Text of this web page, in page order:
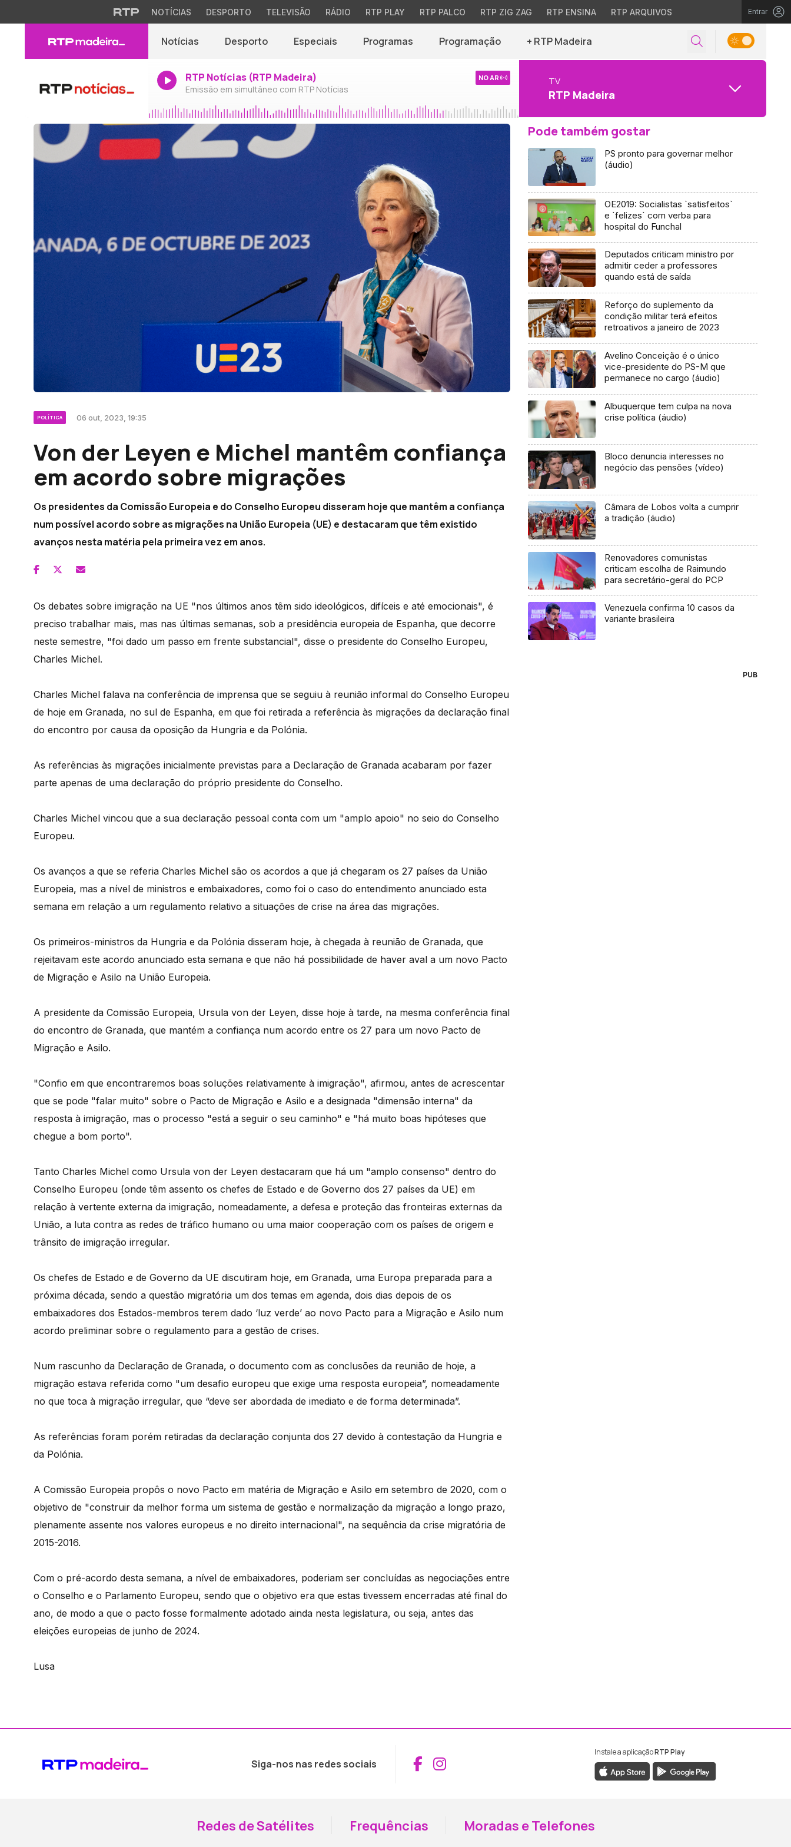
NOTÍCIAS DESPORTO TELEVISÃO RÁDIO RTP PLAY RTP PALCO RTP ZIG ZAG RTP ENSINA RTP ARQUIVOS Entrar
Notícias Desporto Especiais Programas Programação + RTP Madeira
RTP Notícias (RTP Madeira)
Emissão em simultâneo com RTP Notícias
NO AR TV
RTP Madeira
POLÍTICA 06 out, 2023, 19:35
Von der Leyen e Michel mantêm confiança
em acordo sobre migrações
Os presidentes da Comissão Europeia e do Conselho Europeu disseram hoje que mantêm a confiança
num possível acordo sobre as migrações na União Europeia (UE) e destacaram que têm existido
avanços nesta matéria pela primeira vez em anos.
Os debates sobre imigração na UE "nos últimos anos têm sido ideológicos, difíceis e até emocionais", é
preciso trabalhar mais, mas nas últimas semanas, sob a presidência europeia de Espanha, que decorre
neste semestre, "foi dado um passo em frente substancial", disse o presidente do Conselho Europeu,
Charles Michel.
Charles Michel falava na conferência de imprensa que se seguiu à reunião informal do Conselho Europeu
de hoje em Granada, no sul de Espanha, em que foi retirada a referência às migrações da declaração final
do encontro por causa da oposição da Hungria e da Polónia.
As referências às migrações inicialmente previstas para a Declaração de Granada acabaram por fazer
parte apenas de uma declaração do próprio presidente do Conselho.
Charles Michel vincou que a sua declaração pessoal conta com um "amplo apoio" no seio do Conselho
Europeu.
Os avanços a que se referia Charles Michel são os acordos a que já chegaram os 27 países da União
Europeia, mas a nível de ministros e embaixadores, como foi o caso do entendimento anunciado esta
semana em relação a um regulamento relativo a situações de crise na área das migrações.
Os primeiros-ministros da Hungria e da Polónia disseram hoje, à chegada à reunião de Granada, que
rejeitavam este acordo anunciado esta semana e que não há possibilidade de haver aval a um novo Pacto
de Migração e Asilo na União Europeia.
A presidente da Comissão Europeia, Ursula von der Leyen, disse hoje à tarde, na mesma conferência final
do encontro de Granada, que mantém a confiança num acordo entre os 27 para um novo Pacto de
Migração e Asilo.
"Confio em que encontraremos boas soluções relativamente à imigração", afirmou, antes de acrescentar
que se pode "falar muito" sobre o Pacto de Migração e Asilo e a designada "dimensão interna" da
resposta à imigração, mas o processo "está a seguir o seu caminho" e "há muito boas hipóteses que
chegue a bom porto".
Tanto Charles Michel como Ursula von der Leyen destacaram que há um "amplo consenso" dentro do
Conselho Europeu (onde têm assento os chefes de Estado e de Governo dos 27 países da UE) em
relação à vertente externa da imigração, nomeadamente, a defesa e proteção das fronteiras externas da
União, a luta contra as redes de tráfico humano ou uma maior cooperação com os países de origem e
trânsito de imigração irregular.
Os chefes de Estado e de Governo da UE discutiram hoje, em Granada, uma Europa preparada para a
próxima década, sendo a questão migratória um dos temas em agenda, dois dias depois de os
embaixadores dos Estados-membros terem dado ‘luz verde’ ao novo Pacto para a Migração e Asilo num
acordo preliminar sobre o regulamento para a gestão de crises.
Num rascunho da Declaração de Granada, o documento com as conclusões da reunião de hoje, a
migração estava referida como "um desafio europeu que exige uma resposta europeia”, nomeadamente
no que toca à migração irregular, que “deve ser abordada de imediato e de forma determinada”.
As referências foram porém retiradas da declaração conjunta dos 27 devido à contestação da Hungria e
da Polónia.
A Comissão Europeia propôs o novo Pacto em matéria de Migração e Asilo em setembro de 2020, com o
objetivo de "construir da melhor forma um sistema de gestão e normalização da migração a longo prazo,
plenamente assente nos valores europeus e no direito internacional", na sequência da crise migratória de
2015-2016.
Com o pré-acordo desta semana, a nível de embaixadores, poderiam ser concluídas as negociações entre
o Conselho e o Parlamento Europeu, sendo que o objetivo era que estas tivessem encerradas até final do
ano, de modo a que o pacto fosse formalmente adotado ainda nesta legislatura, ou seja, antes das
eleições europeias de junho de 2024.
Lusa
Pode também gostar
PS pronto para governar melhor
(áudio)
OE2019: Socialistas `satisfeitos`
e `felizes` com verba para
hospital do Funchal
Deputados criticam ministro por
admitir ceder a professores
quando está de saída
Reforço do suplemento da
condição militar terá efeitos
retroativos a janeiro de 2023
Avelino Conceição é o único
vice-presidente do PS-M que
permanece no cargo (áudio)
Albuquerque tem culpa na nova
crise política (áudio)
Bloco denuncia interesses no
negócio das pensões (vídeo)
Câmara de Lobos volta a cumprir
a tradição (áudio)
Renovadores comunistas
criticam escolha de Raimundo
para secretário-geral do PCP
Venezuela confirma 10 casos da
variante brasileira
PUB
Siga-nos nas redes sociais Aceder ao Facebook da RTP Madeira
Aceder ao Instagram da RTP Madeira
Instale a aplicaçãoRTP Play
Redes de Satélites Frequências Moradas e Telefones